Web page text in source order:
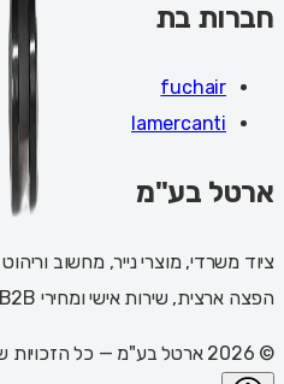
חברות בת
fuchair
lamercanti
ארטל בע"מ
ציוד משרדי, מוצרי נייר, מחשוב
הפצה ארצית, שירות אישי ומחירי B2B — מזה כ־25 שנים.
©
2026 ארטל בע"מ — כל הזכויות